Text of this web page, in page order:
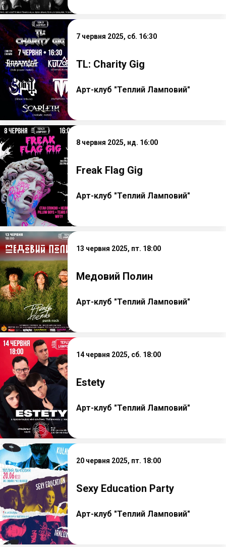
7 червня 2025, сб. 16:30
TL: Charity Gig
Арт-клуб "Теплий Ламповий"
8 червня 2025, нд. 16:00
Freak Flag Gig
Арт-клуб "Теплий Ламповий"
13 червня 2025, пт. 18:00
Медовий Полин
Арт-клуб "Теплий Ламповий"
14 червня 2025, сб. 18:00
Estety
Арт-клуб "Теплий Ламповий"
20 червня 2025, пт. 18:00
Sexy Education Party
Арт-клуб "Теплий Ламповий"